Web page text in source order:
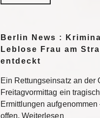
Berlin News :
Leblose Frau am
entdeckt
Ein Rettungseinsatz an der
Freitagvormittag ein
Ermittlungen
offen. Weiterlesen